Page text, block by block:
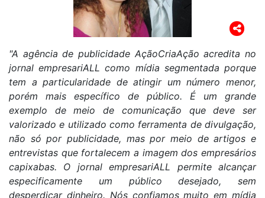
"A agência de publicidade AçãoCriaAção acredita no
jornal empresariALL como mídia segmentada porque
tem a particularidade de atingir um número menor,
porém mais específico de público. É um grande
exemplo de meio de comunicação que deve ser
valorizado e utilizado como ferramenta de divulgação,
não só por publicidade, mas por meio de artigos e
entrevistas que fortalecem a imagem dos empresários
capixabas. O jornal empresariALL permite alcançar
especificamente um público desejado, sem
desperdiçar dinheiro. Nós confiamos muito em mídia